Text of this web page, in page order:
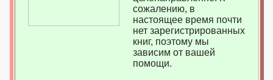
сожалению, в
настоящее время почти
нет зарегистрированных
книг, поэтому мы
зависим от вашей
помощи.